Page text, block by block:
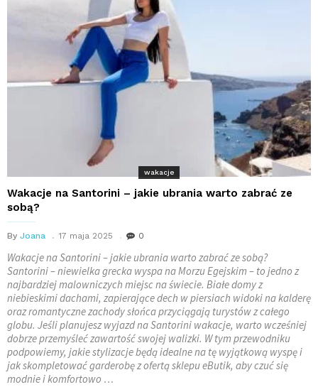
wakacje
Wakacje na Santorini – jakie ubrania warto zabrać ze
sobą?
By Joana 17 maja 2025 0
Wakacje na Santorini – jakie ubrania warto zabrać ze sobą?
Santorini – niewielka grecka wyspa na Morzu Egejskim – to jedno z
najbardziej malowniczych miejsc na świecie. Białe domy z
niebieskimi dachami, zapierające dech w piersiach widoki na kalderę
oraz romantyczne zachody słońca przyciągają turystów z całego
globu. Jeśli planujesz wyjazd na Santorini wakacje, warto wcześniej
dobrze przemyśleć zawartość swojej walizki. W tym przewodniku
podpowiemy, jakie stylizacje będą idealne na tę wyjątkową wyspę i
jak skompletować garderobę z ofertą sklepu eButik, aby czuć się
modnie i komfortowo …